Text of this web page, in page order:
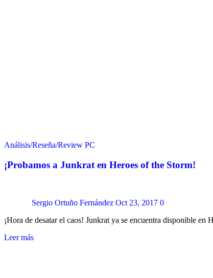
Análisis/Reseña/Review PC
¡Probamos a Junkrat en Heroes of the Storm!
Sergio Ortuño Fernández Oct 23, 2017 0
¡Hora de desatar el caos! Junkrat ya se encuentra disponible
Leer más